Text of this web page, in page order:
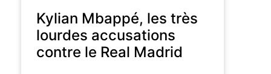
Kylian Mbappé, les très
lourdes accusations
contre le Real Madrid